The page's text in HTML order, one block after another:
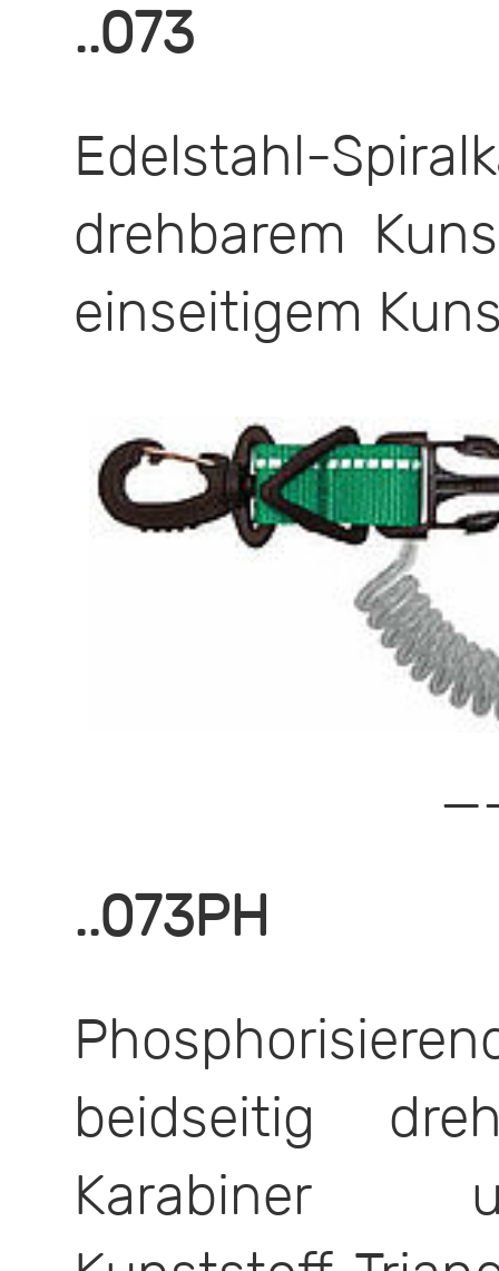
..073
Edelstahl-
drehbarem
einseitigem
..073PH
beidseitig
Karabiner